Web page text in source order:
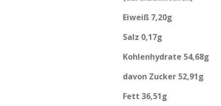
Eiweiß 7,20g
Salz 0,17g
Kohlenhydrate 54,68g
davon Zucker 52,91g
Fett 36,51g